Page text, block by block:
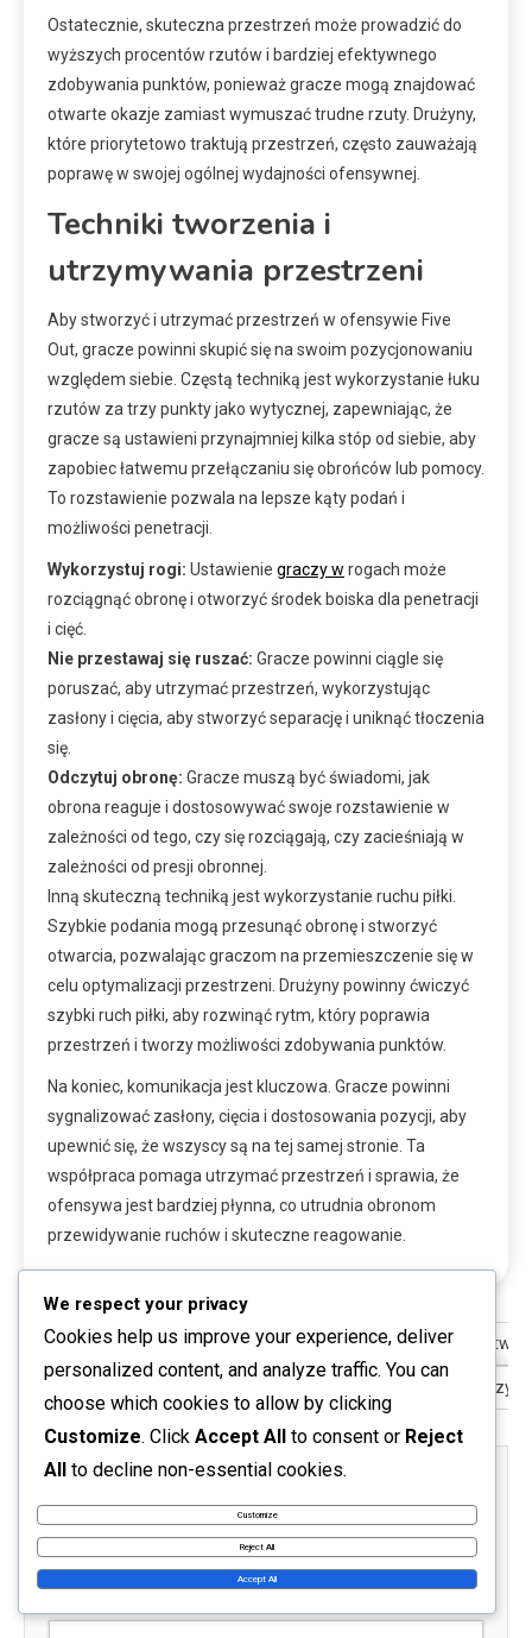
Ostatecznie, skuteczna przestrzeń może prowadzić do
wyższych procentów rzutów i bardziej efektywnego
zdobywania punktów, ponieważ gracze mogą znajdować
otwarte okazje zamiast wymuszać trudne rzuty. Drużyny,
które priorytetowo traktują przestrzeń, często zauważają
poprawę w swojej ogólnej wydajności ofensywnej.
Techniki tworzenia i
utrzymywania przestrzeni
Aby stworzyć i utrzymać przestrzeń w ofensywie Five
Out, gracze powinni skupić się na swoim pozycjonowaniu
względem siebie. Częstą techniką jest wykorzystanie łuku
rzutów za trzy punkty jako wytycznej, zapewniając, że
gracze są ustawieni przynajmniej kilka stóp od siebie, aby
zapobiec łatwemu przełączaniu się obrońców lub pomocy.
To rozstawienie pozwala na lepsze kąty podań i
możliwości penetracji.
Wykorzystuj rogi: Ustawienie graczy w rogach może
rozciągnąć obronę i otworzyć środek boiska dla penetracji
i cięć.
Nie przestawaj się ruszać: Gracze powinni ciągle się
poruszać, aby utrzymać przestrzeń, wykorzystując
zasłony i cięcia, aby stworzyć separację i uniknąć tłoczenia
się.
Odczytuj obronę: Gracze muszą być świadomi, jak
obrona reaguje i dostosowywać swoje rozstawienie w
zależności od tego, czy się rozciągają, czy zacieśniają w
zależności od presji obronnej.
Inną skuteczną techniką jest wykorzystanie ruchu piłki.
Szybkie podania mogą przesunąć obronę i stworzyć
otwarcia, pozwalając graczom na przemieszczenie się w
celu optymalizacji przestrzeni. Drużyny powinny ćwiczyć
szybki ruch piłki, aby rozwinąć rytm, który poprawia
przestrzeń i tworzy możliwości zdobywania punktów.
Na koniec, komunikacja jest kluczowa. Gracze powinni
sygnalizować zasłony, cięcia i dostosowania pozycji, aby
upewnić się, że wszyscy są na tej samej stronie. Ta
współpraca pomaga utrzymać przestrzeń i sprawia, że
ofensywa jest bardziej płynna, co utrudnia obronom
przewidywanie ruchów i skuteczne reagowanie.
Previous: Five Out Offense: Rola rozgrywającego, Przywództwo
Next: Five Out Offense: Komunikacja na boisku, Ćwiczenia
Leave a Reply
Your email address will not be published. Required fields
are marked*
We respect your privacy
Cookies help us improve your experience, deliver
personalized content, and analyze traffic. You can
choose which cookies to allow by clicking
Customize. Click Accept All to consent or Reject
All to decline non-essential cookies.
Customize
Reject All
Accept All